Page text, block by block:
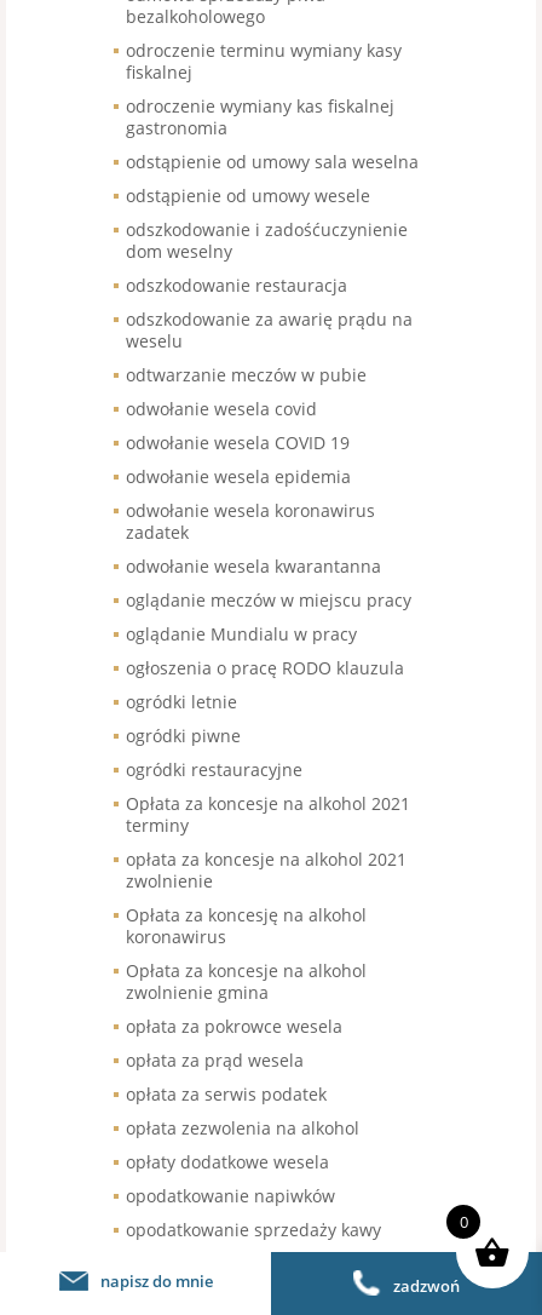
bezalkoholowego
odroczenie terminu wymiany kasy
fiskalnej
odroczenie wymiany kas fiskalnej
gastronomia
odstąpienie od umowy sala weselna
odstąpienie od umowy wesele
odszkodowanie i zadośćuczynienie
dom weselny
odszkodowanie restauracja
odszkodowanie za awarię prądu na
weselu
odtwarzanie meczów w pubie
odwołanie wesela covid
odwołanie wesela COVID 19
odwołanie wesela epidemia
odwołanie wesela koronawirus
zadatek
odwołanie wesela kwarantanna
oglądanie meczów w miejscu pracy
oglądanie Mundialu w pracy
ogłoszenia o pracę RODO klauzula
ogródki letnie
ogródki piwne
ogródki restauracyjne
Opłata za koncesje na alkohol 2021
terminy
opłata za koncesje na alkohol 2021
zwolnienie
Opłata za koncesję na alkohol
koronawirus
Opłata za koncesje na alkohol
zwolnienie gmina
opłata za pokrowce wesela
opłata za prąd wesela
opłata za serwis podatek
opłata zezwolenia na alkohol
opłaty dodatkowe wesela
opodatkowanie napiwków
opodatkowanie sprzedaży kawy
organizacja pracy w restauracji
napisz do mnie zadzwoń
0